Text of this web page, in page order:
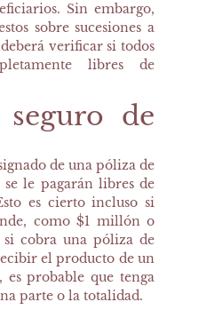
Sin embargo,
sobre sucesiones a
verificar si todos
libres de
de
de una póliza de
se le pagarán libres de
es cierto incluso si
como $1 millón o
si cobra una póliza de
el producto de un
probable que tenga
parte o la totalidad.